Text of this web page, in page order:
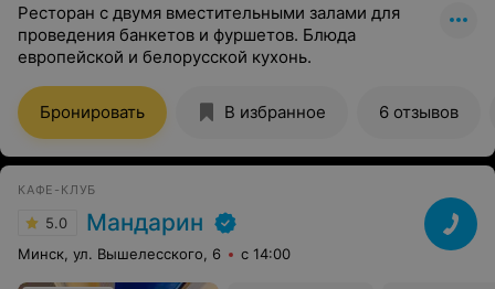
Ресторан с двумя вместительными залами для
проведения банкетов и фуршетов. Блюда
европейской и белорусской кухонь.
Бронировать В избранное 6 отзывов
КАФЕ-КЛУБ
5.0 Мандарин
Минск, ул. Вышелесского, 6 с 14:00